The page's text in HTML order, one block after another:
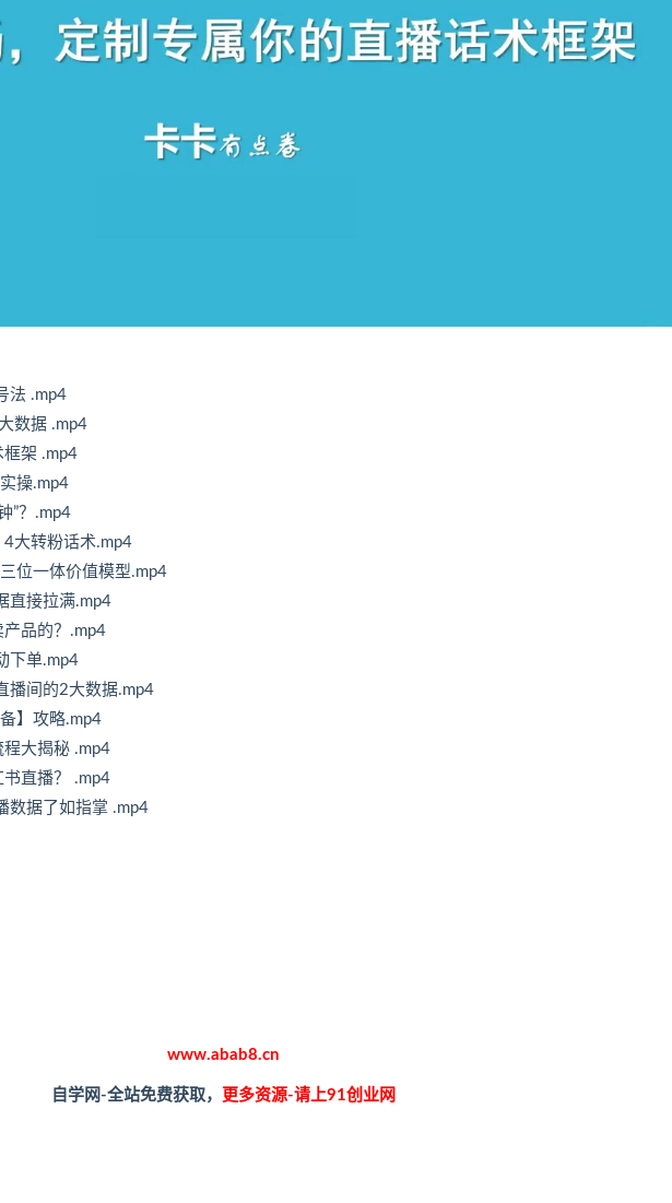
法 .mp4
数据 .mp4
框架 .mp4
操.mp4
”？.mp4
4大转粉话术.mp4
位一体价值模型.mp4
直接拉满.mp4
产品的？.mp4
下单.mp4
播间的2大数据.mp4
】攻略.mp4
程大揭秘 .mp4
书直播？ .mp4
数据了如指掌 .mp4
www.abab8.cn
自学网-全站免费获取， 更多资源-请上91创业网